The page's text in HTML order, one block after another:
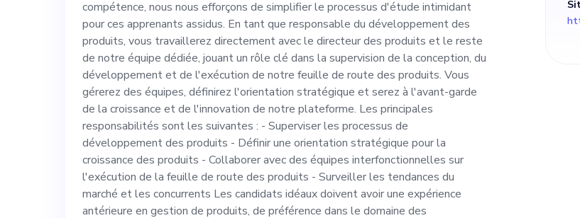
aux étudiants du SAT de tous
compétence, nous nous
processus d'étude intimidant
assidus. En tant que responsable du
développement des produits,
compétence, nous nous efforçons de simplifier le processus d'étude intimidant
pour ces apprenants assidus. En tant que responsable du développement des
produits, vous travaillerez directement avec le directeur des produits et le reste
de notre équipe dédiée, jouant un rôle clé dans la supervision de la conception, du
développement et de l'exécution de notre feuille de route des produits. Vous
gérerez des équipes, définirez l'orientation stratégique et serez à l'avant-garde
de la croissance et de l'innovation de notre plateforme. Les principales
responsabilités sont les suivantes : - Superviser les processus de
développement des produits - Définir une orientation stratégique pour la
croissance des produits - Collaborer avec des équipes interfonctionnelles sur
l'exécution de la feuille de route des produits - Surveiller les tendances du
marché et les concurrents Les candidats idéaux doivent avoir une expérience
antérieure en gestion de produits, de préférence dans le domaine des